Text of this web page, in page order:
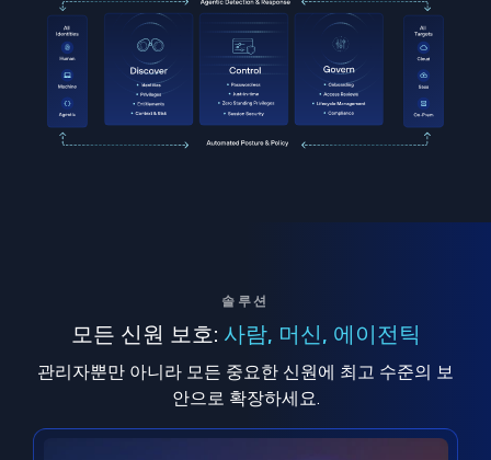
솔루션
모든 신원 보호: 사람, 머신, 에이전틱
관리자뿐만 아니라 모든 중요한 신원에 최고 수준의 보
안으로 확장하세요.